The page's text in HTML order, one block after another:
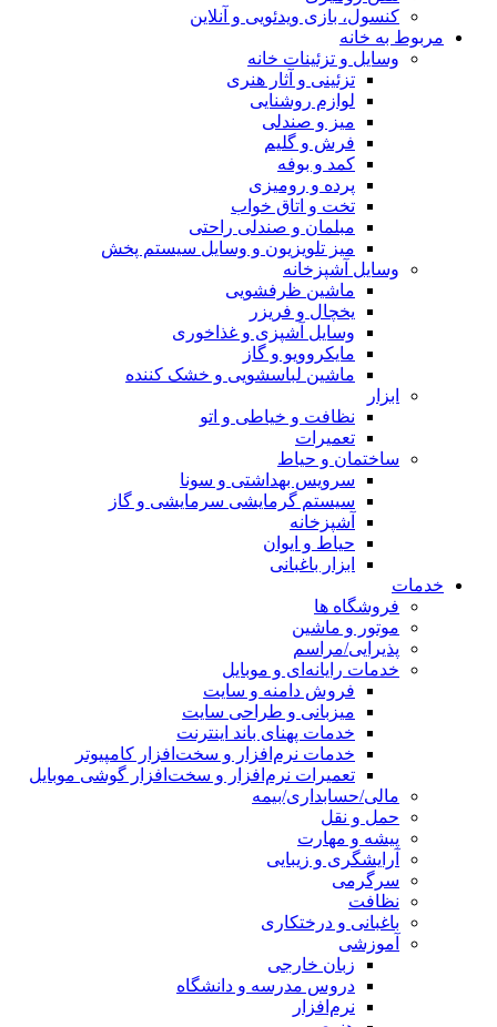
کنسول، بازی‌ ویدئویی و آنلاین
مربوط به خانه
وسایل و تزئینات خانه
تزئینی و آثار هنری
لوازم روشنایی
میز و صندلی
فرش و گلیم
کمد و بوفه
پرده و رومیزی
تخت و اتاق خواب
مبلمان و صندلی راحتی
میز تلویزیون و وسایل سیستم پخش
وسایل آشپزخانه
ماشین ظرفشویی
یخچال و فریزر
وسایل آشپزی و غذاخوری
مایکروویو و گاز
ماشین لباسشویی و خشک کننده
ابزار
نظافت و خیاطی و اتو
تعمیرات
ساختمان و حیاط
سرویس بهداشتی و سونا
سیستم گرمایشی سرمایشی و گاز
آشپزخانه
حیاط و ایوان
ابزار باغبانی
خدمات
فروشگاه ها
موتور و ماشین
پذیرایی/مراسم
خدمات رایانه‌ای و موبایل
فروش دامنه و سایت
میزبانی و طراحی سایت
خدمات پهنای باند اینترنت
خدمات نرم‌افزار و سخت‌افزار کامپیوتر
تعمیرات نرم‌افزار و سخت‌افزار گوشی موبایل
مالی/حسابداری/بیمه
حمل و نقل
پیشه و مهارت
آرایشگری و زیبایی
سرگرمی
نظافت
باغبانی و درختکاری
آموزشی
زبان خارجی
دروس مدرسه و دانشگاه
نرم‌افزار